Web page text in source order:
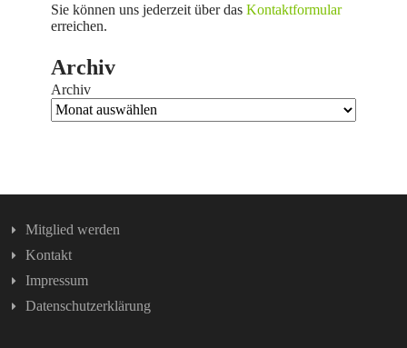
Sie können uns jederzeit über das Kontaktformular
erreichen.
Archiv
Archiv
Mitglied werden
Kontakt
Impressum
Datenschutzerklärung